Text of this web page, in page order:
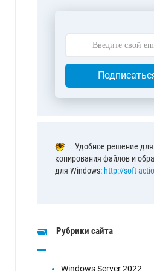
Удобное решение для
копирования файлов и
для Windows: http://soft-
Рубрики сайта
Windows Server 2022